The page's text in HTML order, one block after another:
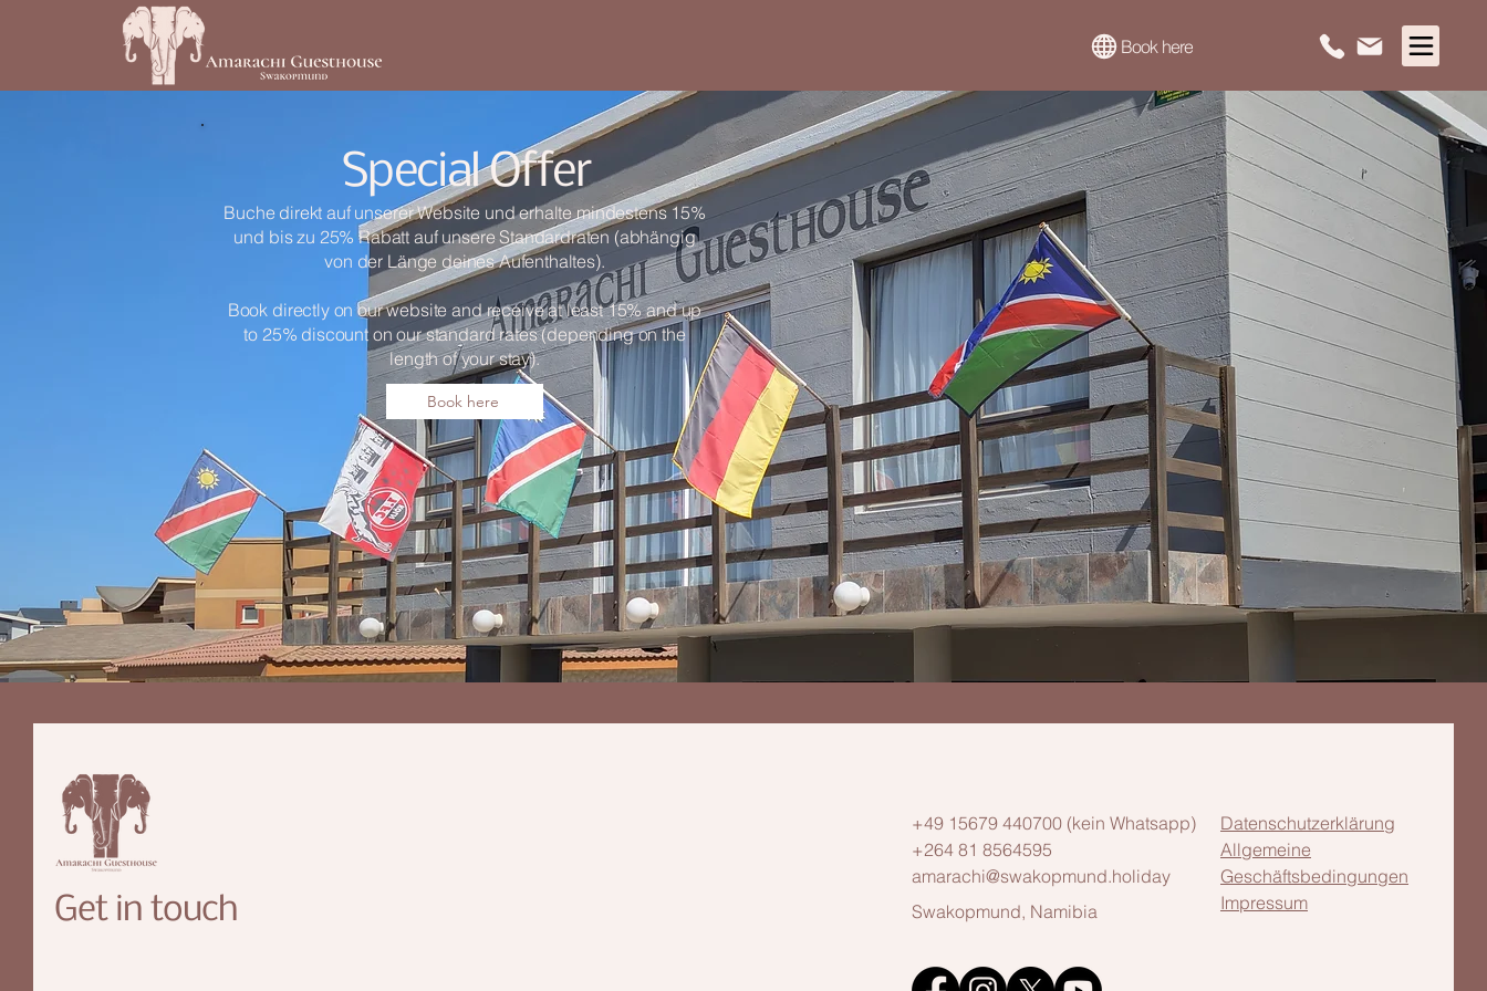
Book here
Special Offer
Buche direkt auf unserer Website und erhalte mindestens 15%
und bis zu 25% Rabatt auf unsere Standardraten (abhängig
von der Länge deines Aufenthaltes).
Book directly on our website and receive at least 15% and up
to 25% discount on our standard rates (depending on the
length of your stay).
Book here
Get in touch
+49 15679 440700 (kein Whatsapp)
+264 81 8564595
amarachi@swakopmund.holiday
Swakopmund, Namibia
Datenschutzerklärung
Allgemeine
Geschäftsbedingungen
Impressum